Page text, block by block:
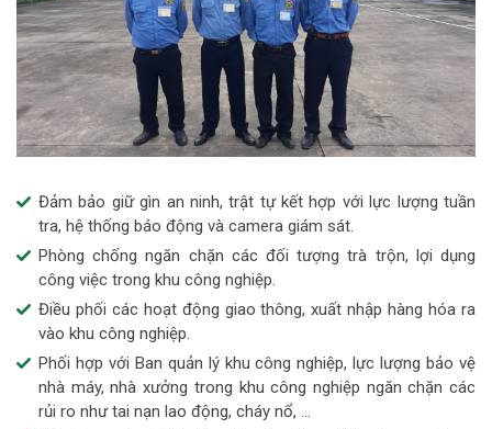
Đảm bảo giữ gìn an ninh, trật tự kết hợp với lực lượng tuần
tra, hệ thống báo động và camera giám sát.
Phòng chống ngăn chặn các đối tượng trà trộn, lợi dụng
công việc trong khu công nghiệp.
Điều phối các hoạt động giao thông, xuất nhập hàng hóa ra
vào khu công nghiệp.
Phối hợp với Ban quản lý khu công nghiệp, lực lượng bảo vệ
nhà máy, nhà xưởng trong khu công nghiệp ngăn chặn các
rủi ro như tai nạn lao động, cháy nổ, …